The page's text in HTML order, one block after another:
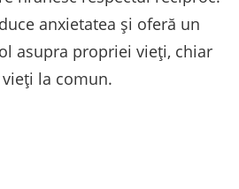
anxietatea și oferă un
asupra propriei vieți, chiar
la comun.